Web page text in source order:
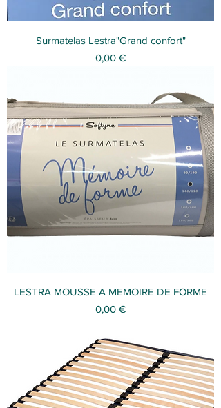
Surmatelas Lestra"Grand confort"
Prix
0,00 €
LESTRA MOUSSE A MEMOIRE DE FORME
Prix
0,00 €